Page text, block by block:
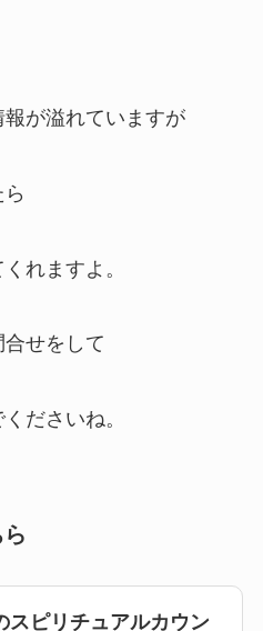
が溢れていますが
れますよ。
せをして
ださいね。
ピリチュアルカウン